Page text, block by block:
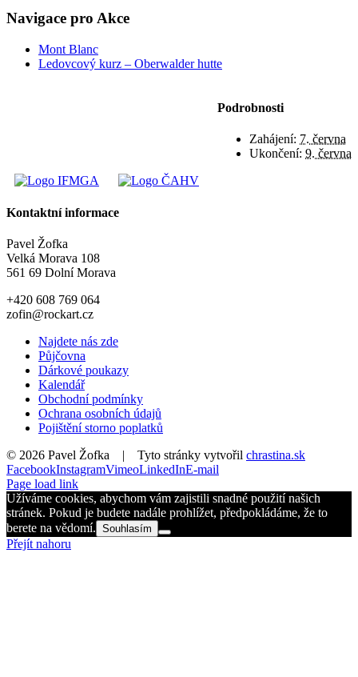
Navigace pro Akce
Mont Blanc
Ledovcový kurz – Oberwalder hutte
Podrobnosti
Zahájení: 7. června
Ukončení: 9. června
Kontaktní informace
Pavel Žofka
Velká Morava 108
561 69 Dolní Morava
+420 608 769 064
zofin@rockart.cz
Najdete nás zde
Půjčovna
Dárkové poukazy
Kalendář
Obchodní podmínky
Ochrana osobních údajů
Pojištění storno poplatků
© 2026 Pavel Žofka | Tyto stránky vytvořil chrastina.sk
FacebookInstagramVimeoLinkedInE-mail
Page load link
Užíváme cookies, abychom vám zajistili snadné použití našich
stránek. Pokud je budete nadále prohlížet, předpokládáme, že to
berete na vědomí. Souhlasím
Přejít nahoru